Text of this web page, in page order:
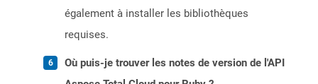
également à installer les bibliothèques
requises.
Où puis-je trouver les notes de version de l'API